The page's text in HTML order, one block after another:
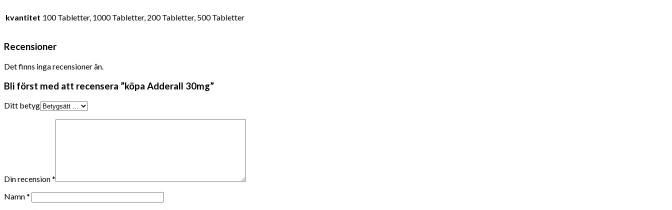
kvantitet 100 Tabletter, 1000 Tabletter, 200 Tabletter, 500 Tabletter
Recensioner
Det finns inga recensioner än.
Bli först med att recensera ”köpa Adderall 30mg”
Ditt betyg
Din recension*
Namn*